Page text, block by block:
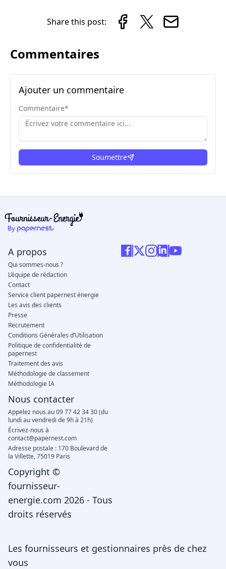
Share this post:
Commentaires
Ajouter un commentaire
Commentaire*
Soumettre
Les fournisseurs et gestionnaires près de chez
vous
A propos
Qui sommes-nous ?
L’équipe de rédaction
Contact
Service client papernest énergie
Les avis des clients
Presse
Recrutement
Conditions Générales d’Utilisation
Politique de confidentialité de
papernest
Traitement des avis
Méthodologie de classement
Méthodologie IA
Nous contacter
Appelez nous au 09 77 42 34 30 (du
lundi au vendredi de 9h à 21h)
Écrivez-nous à
contact@papernest.com
Adresse postale : 170 Boulevard de
la Villette, 75019 Paris
Copyright ©
fournisseur-
energie.com 2026 - Tous
droits réservés